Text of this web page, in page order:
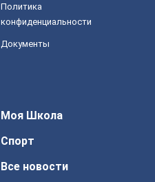
Политика
конфиденциальности
Документы
Моя Школа
Спорт
Все новости